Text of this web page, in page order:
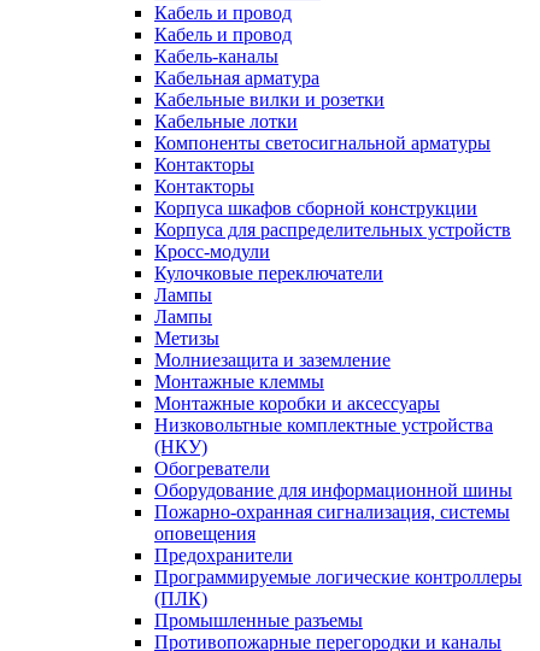
Кабель и провод
Кабель и провод
Кабель-каналы
Кабельная арматура
Кабельные вилки и розетки
Кабельные лотки
Компоненты светосигнальной арматуры
Контакторы
Контакторы
Корпуса шкафов сборной конструкции
Корпуса для распределительных устройств
Кросс-модули
Кулочковые переключатели
Лампы
Лампы
Метизы
Молниезащита и заземление
Монтажные клеммы
Монтажные коробки и аксессуары
Низковольтные комплектные устройства
(НКУ)
Обогреватели
Оборудование для информационной шины
Пожарно-охранная сигнализация, системы
оповещения
Предохранители
Программируемые логические контроллеры
(ПЛК)
Промышленные разъемы
Противопожарные перегородки и каналы